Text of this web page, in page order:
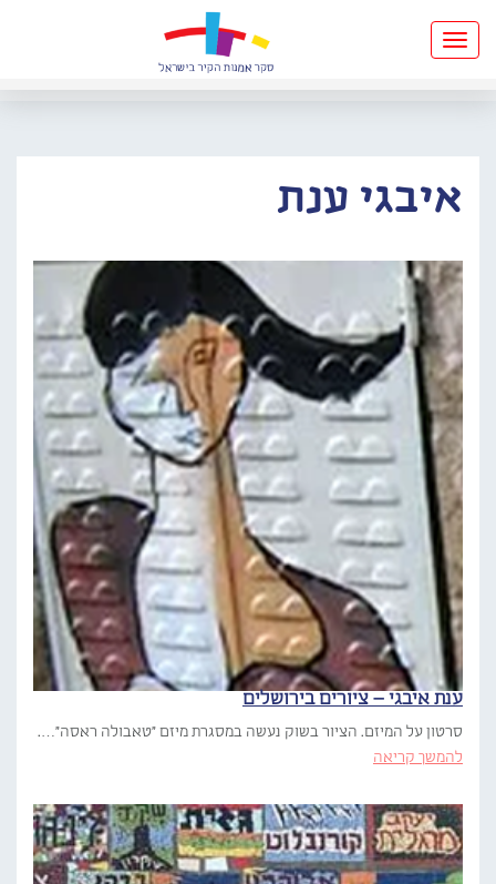
Toggle
navigation
איבגי ענת
ענת איבגי – ציורים בירושלים
סרטון על המיזם. הציור בשוק נעשה במסגרת מיזם "טאבולה ראסה"….
להמשך קריאה